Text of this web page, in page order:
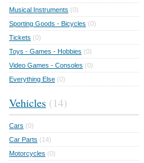
Musical Instruments (0)
Sporting Goods - Bicycles (0)
Tickets (0)
Toys - Games - Hobbies (0)
Video Games - Consoles (0)
Everything Else (0)
Vehicles (14)
Cars (0)
Car Parts (14)
Motorcycles (0)